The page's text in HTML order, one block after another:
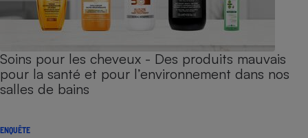
Soins pour les cheveux - Des produits mauvais
pour la santé et pour l’environnement dans nos
salles de bains
ENQUÊTE